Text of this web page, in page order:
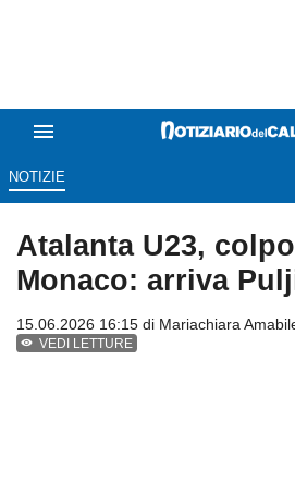
NOTIZIE
Atalanta U23,
Monaco: arriva
15.06.2026 16:15 di Mariachiara
VEDI LETTURE